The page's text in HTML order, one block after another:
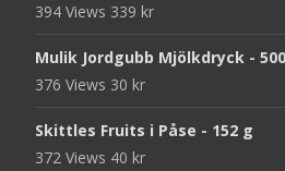
394 Views 339 kr
Mulik Jordgubb Mjölkdryck -
376 Views 30 kr
Skittles Fruits i Påse - 152 g
372 Views 40 kr